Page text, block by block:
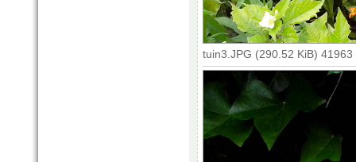
tuin3.JPG (290.52 KiB)